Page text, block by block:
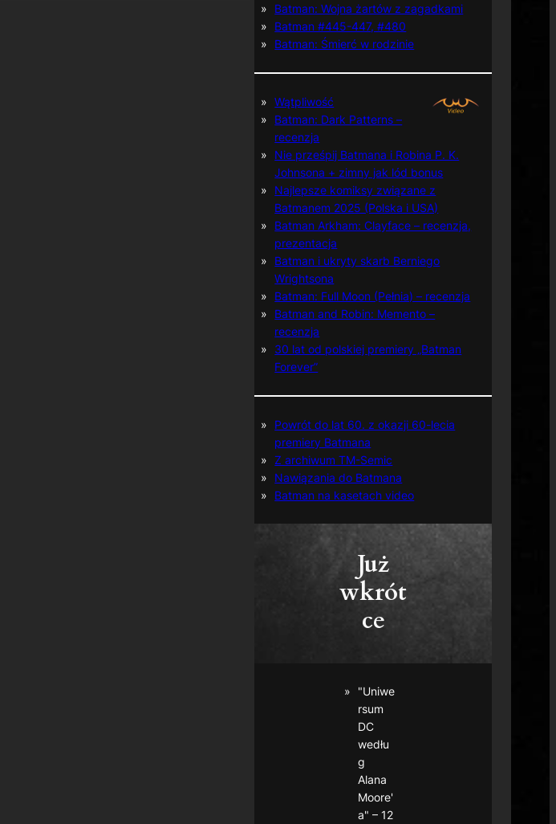
Batman: Wojna żartów z zagadkami
Batman #445-447, #480
Batman: Śmierć w rodzinie
Wątpliwość
Batman: Dark Patterns –
recenzja
Nie prześpij Batmana i Robina P. K.
Johnsona + zimny jak lód bonus
Najlepsze komiksy związane z
Batmanem 2025 (Polska i USA)
Batman Arkham: Clayface – recenzja,
prezentacja
Batman i ukryty skarb Berniego
Wrightsona
Batman: Full Moon (Pełnia) – recenzja
Batman and Robin: Memento –
recenzja
30 lat od polskiej premiery „Batman
Forever”
Powrót do lat 60. z okazji 60-lecia
premiery Batmana
Z archiwum TM-Semic
Nawiązania do Batmana
Batman na kasetach video
Już
wkrót
ce
"Uniwe
rsum
DC
wedłu
g
Alana
Moore'
a" – 12